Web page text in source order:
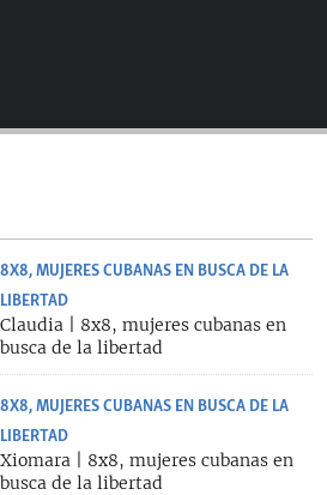
EN AMÉRICA LATINA
A UCRANIA
8X8, MUJERES CUBANAS EN BUSCA DE LA
LIBERTAD
Claudia | 8x8, mujeres cubanas en
busca de la libertad
8X8, MUJERES CUBANAS EN BUSCA DE LA
LIBERTAD
Xiomara | 8x8, mujeres cubanas en
busca de la libertad